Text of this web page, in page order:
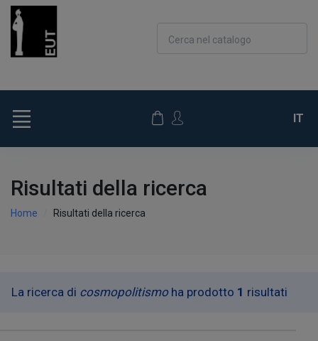
Cerca nel catalogo
IT
Risultati della ricerca
Home Risultati della ricerca
La ricerca di cosmopolitismoha prodotto 1 risultati